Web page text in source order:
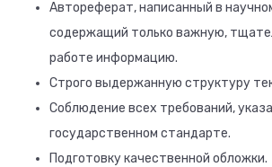
Автореферат, написанный в
содержащий только важную,
работе информацию.
Строго выдержанную структуру
Соблюдение всех требований,
государственном стандарте.
Подготовку качественной обложки.